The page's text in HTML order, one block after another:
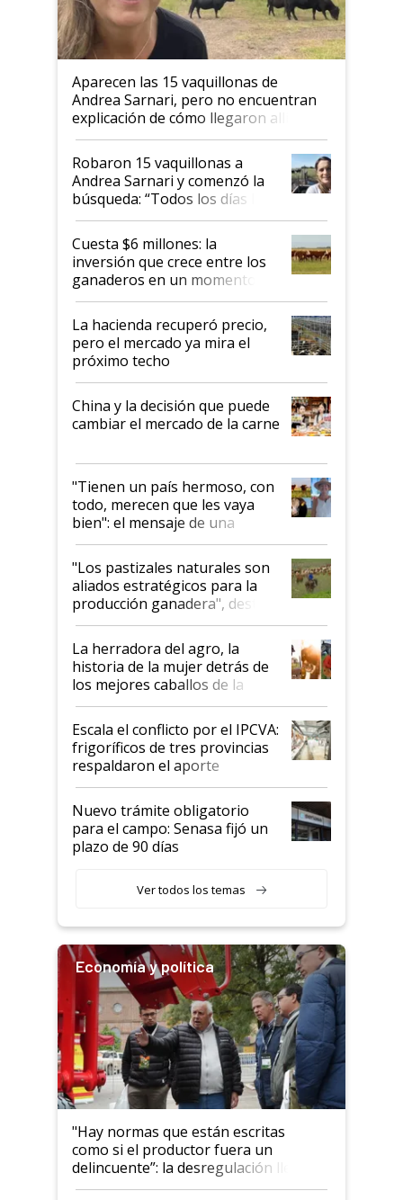
Aparecen las 15 vaquillonas de
Andrea Sarnari, pero no encuentran
explicación de cómo llegaron allí
Robaron 15 vaquillonas a
Andrea Sarnari y comenzó la
búsqueda: “Todos los días le
toca a algún productor”
Cuesta $6 millones: la
inversión que crece entre los
ganaderos en un momento
histórico para la actividad
La hacienda recuperó precio,
pero el mercado ya mira el
próximo techo
China y la decisión que puede
cambiar el mercado de la carne
"Tienen un país hermoso, con
todo, merecen que les vaya
bien": el mensaje de una
ganadera uruguaya sobre las
oportunidades que se abren
para el agro en Argentina, con
foco en la carne
"Los pastizales naturales son
aliados estratégicos para la
producción ganadera", destaca
la iniciativa que ya reúne a 46
establecimientos en Argentina
La herradora del agro, la
historia de la mujer detrás de
los mejores caballos de la
Argentina y los mitos que
todavía hacen sufrir a estos
animales: "Mientras me
descalificaban, yo seguí
haciendo currículum"
Escala el conflicto por el IPCVA:
frigoríficos de tres provincias
respaldaron el aporte
obligatorio
Nuevo trámite obligatorio
para el campo: Senasa fijó un
plazo de 90 días
Ver todos los temas
Economía y política
"Hay normas que están escritas
como si el productor fuera un
delincuente”: la desregulación llegó
al Congreso Aapresid y hasta se